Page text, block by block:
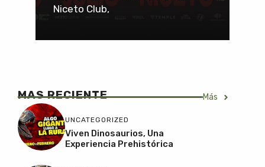
Niceto Club,
MAS RECIENTE Más
UNCATEGORIZED
Viven Dinosaurios, Una
Experiencia Prehistórica